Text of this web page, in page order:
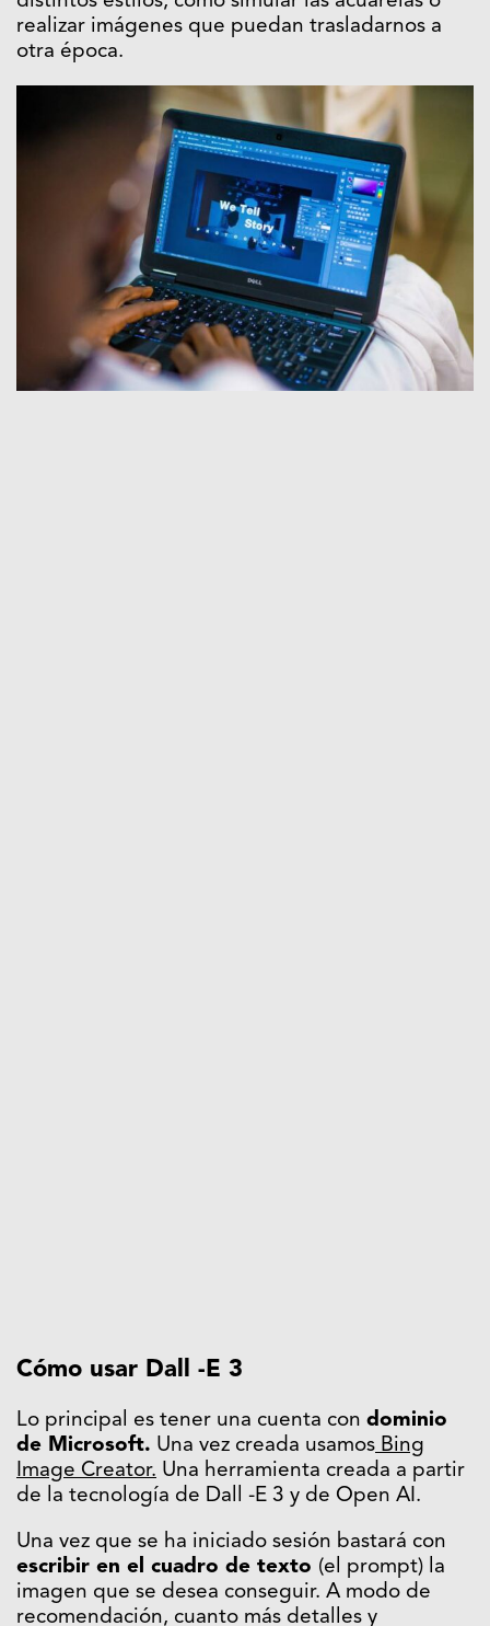
realizar imágenes que puedan trasladarnos a
otra época.
Cómo usar Dall -E 3
Lo principal es tener una cuenta con dominio
de Microsoft. Una vez creada usamos Bing
Image Creator. Una herramienta creada a partir
de la tecnología de Dall -E 3 y de Open AI.
Una vez que se ha iniciado sesión bastará con
escribir en el cuadro de texto (el prompt) la
imagen que se desea conseguir. A modo de
recomendación, cuanto más detalles y